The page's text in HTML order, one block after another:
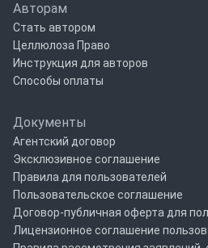
Авторам
Стать автором
Целлюлоза Право
Инструкция для авторов
Способы оплаты
Документы
Агентский договор
Эксклюзивное соглашение
Правила для пользователей
Пользовательское соглашение
Договор-публичная оферта для
Лицензионное соглашение